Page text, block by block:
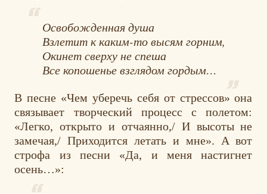
Освобожденная душа
Взлетит к каким-то высям горним,
Окинет сверху не спеша
Все копошенье взглядом гордым…
В песне «Чем уберечь себя от стрессов» она
связывает творческий процесс с полетом:
«Легко, открыто и отчаянно,/ И высоты не
замечая,/ Приходится летать и мне». А вот
строфа из песни «Да, и меня настигнет
осень…»: